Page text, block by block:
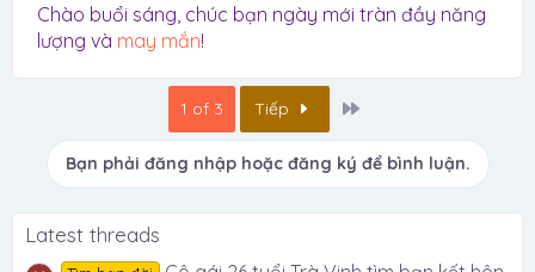
Chào buổi sáng, chúc bạn ngày mới tràn đầy năng
lượng và may mắn!
1 of 3 Tiếp
Bạn phải đăng nhập hoặc đăng ký để bình luận.
Latest threads